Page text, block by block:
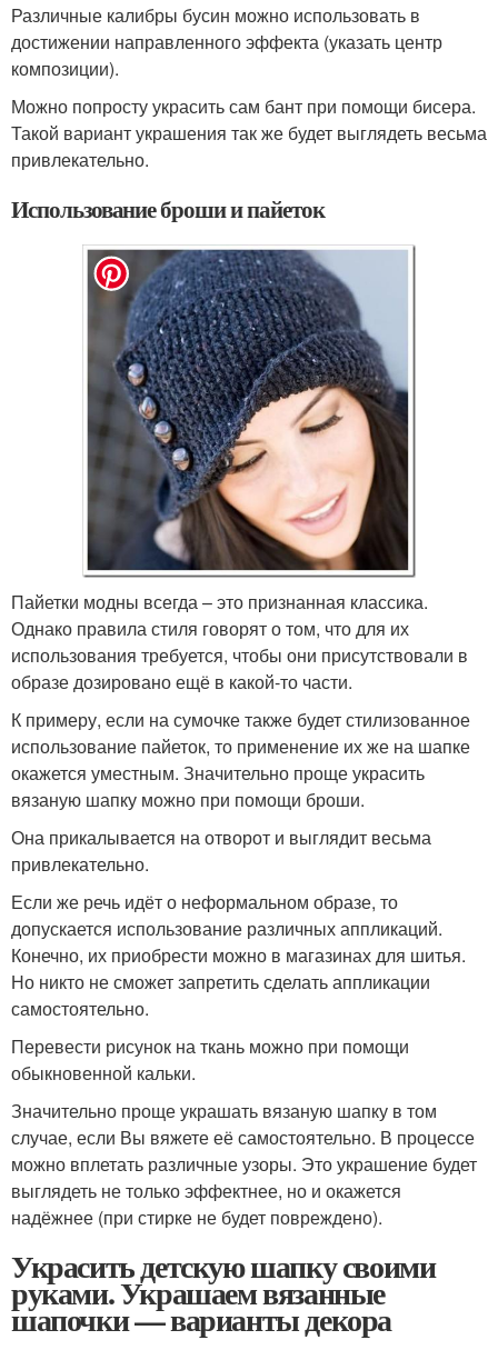
Различные калибры бусин можно использовать в
достижении направленного эффекта (указать центр
композиции).
Можно попросту украсить сам бант при помощи бисера.
Такой вариант украшения так же будет выглядеть весьма
привлекательно.
Использование броши и пайеток
Пайетки модны всегда – это признанная классика.
Однако правила стиля говорят о том, что для их
использования требуется, чтобы они присутствовали в
образе дозировано ещё в какой-то части.
К примеру, если на сумочке также будет стилизованное
использование пайеток, то применение их же на шапке
окажется уместным. Значительно проще украсить
вязаную шапку можно при помощи броши.
Она прикалывается на отворот и выглядит весьма
привлекательно.
Если же речь идёт о неформальном образе, то
допускается использование различных аппликаций.
Конечно, их приобрести можно в магазинах для шитья.
Но никто не сможет запретить сделать аппликации
самостоятельно.
Перевести рисунок на ткань можно при помощи
обыкновенной кальки.
Значительно проще украшать вязаную шапку в том
случае, если Вы вяжете её самостоятельно. В процессе
можно вплетать различные узоры. Это украшение будет
выглядеть не только эффектнее, но и окажется
надёжнее (при стирке не будет повреждено).
Украсить детскую шапку своими
руками. Украшаем вязанные
шапочки — варианты декора